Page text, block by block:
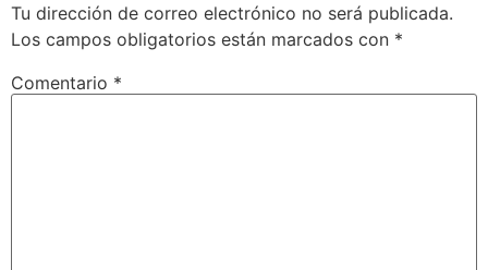
Tu dirección de correo electrónico no será publicada.
Los campos obligatorios están marcados con *
Comentario *